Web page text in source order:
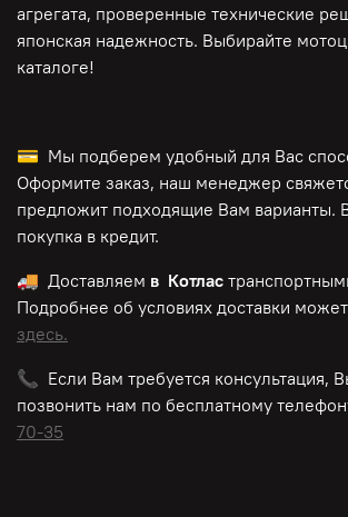
агрегата, проверенные технические
японская надежность. Выбирайте
каталоге!
💳 Мы подберем удобный для Вас
Оформите заказ, наш менеджер
предложит подходящие Вам варианты.
покупка в кредит.
🚚 Доставляем в Котлас
Подробнее об условиях доставки
здесь.
📞 Если Вам требуется консультация,
позвонить нам по бесплатному
70-35